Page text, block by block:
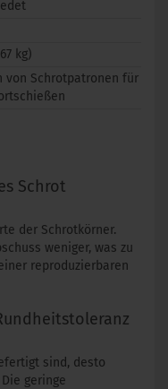
kg)
von Schrotpatronen für
Schrot
der Schrotkörner.
weniger, was zu
reproduzierbaren
sind, desto
geringe